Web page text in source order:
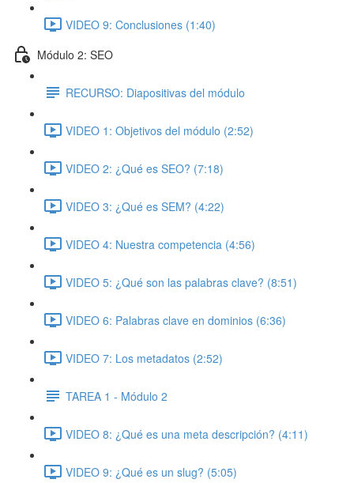
VIDEO 9: Conclusiones (1:40)
Módulo 2: SEO
RECURSO: Diapositivas del módulo
VIDEO 1: Objetivos del módulo (2:52)
VIDEO 2: ¿Qué es SEO? (7:18)
VIDEO 3: ¿Qué es SEM? (4:22)
VIDEO 4: Nuestra competencia (4:56)
VIDEO 5: ¿Qué son las palabras clave? (8:51)
VIDEO 6: Palabras clave en dominios (6:36)
VIDEO 7: Los metadatos (2:52)
TAREA 1 - Módulo 2
VIDEO 8: ¿Qué es una meta descripción? (4:11)
VIDEO 9: ¿Qué es un slug? (5:05)